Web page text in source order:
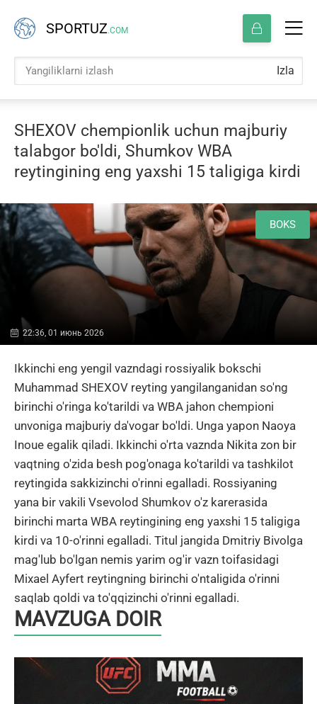
SPORTUZ.COM
Izla
SHEXOV chempionlik uchun majburiy
talabgor bo'ldi, Shumkov WBA
reytingining eng yaxshi 15 taligiga kirdi
BOKS
22:36, 01 июнь 2026
Ikkinchi eng yengil vazndagi rossiyalik bokschi
Muhammad SHEXOV reyting yangilanganidan so'ng
birinchi o'ringa ko'tarildi va WBA jahon chempioni
unvoniga majburiy da'vogar bo'ldi. Unga yapon Naoya
Inoue egalik qiladi. Ikkinchi o'rta vaznda Nikita zon bir
vaqtning o'zida besh pog'onaga ko'tarildi va tashkilot
reytingida sakkizinchi o'rinni egalladi. Rossiyaning
yana bir vakili Vsevolod Shumkov o'z karerasida
birinchi marta WBA reytingining eng yaxshi 15 taligiga
kirdi va 10-o'rinni egalladi. Titul jangida Dmitriy Bivolga
mag'lub bo'lgan nemis yarim og'ir vazn toifasidagi
Mixael Ayfert reytingning birinchi o'ntaligida o'rinni
saqlab qoldi va to'qqizinchi o'rinni egalladi.
MAVZUGA DOIR